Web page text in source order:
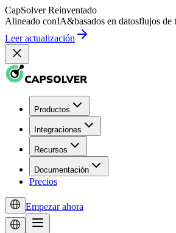
CapSolver Reinventado
Alineado conIA&basados en datosflujos de
Leer actualización
Productos
Integraciones
Recursos
Documentación
Precios
Empezar ahora